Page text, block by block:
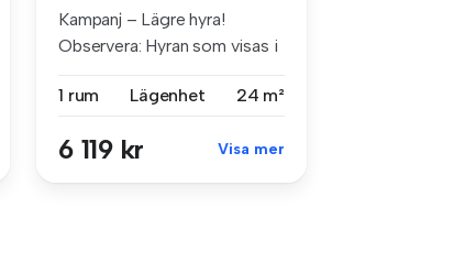
Kampanj – Lägre hyra!
Observera: Hyran som visas i
1 rum
Lägenhet 24 m²
6 119 kr Visa mer